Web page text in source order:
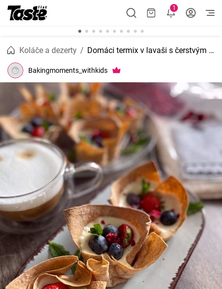
1
Koláče a dezerty Domáci termix v lavaši s čerstvým a sušeným ovocím
Bakingmoments_withkids